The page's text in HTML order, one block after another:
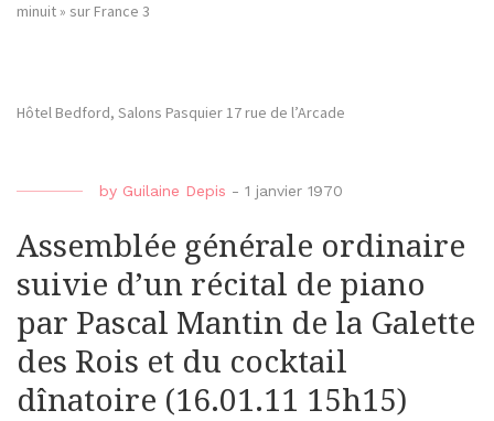
minuit » sur France 3
Hôtel Bedford, Salons Pasquier 17 rue de l’Arcade
by Guilaine Depis - 1 janvier 1970
Assemblée générale ordinaire
suivie d’un récital de piano
par Pascal Mantin de la Galette
des Rois et du cocktail
dînatoire (16.01.11 15h15)